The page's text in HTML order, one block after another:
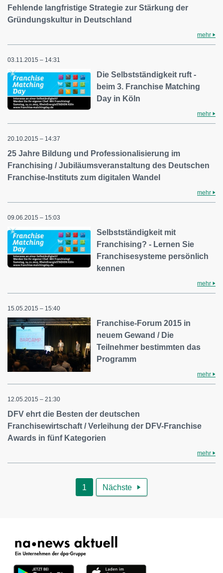
Fehlende langfristige Strategie zur Stärkung der
Gründungskultur in Deutschland
mehr
03.11.2015 – 14:31
Die Selbstständigkeit ruft -
beim 3. Franchise Matching
Day in Köln
mehr
20.10.2015 – 14:37
25 Jahre Bildung und Professionalisierung im
Franchising / Jubiläumsveranstaltung des Deutschen
Franchise-Instituts zum digitalen Wandel
mehr
09.06.2015 – 15:03
Selbstständigkeit mit
Franchising? - Lernen Sie
Franchisesysteme persönlich
kennen
mehr
15.05.2015 – 15:40
Franchise-Forum 2015 in
neuem Gewand / Die
Teilnehmer bestimmten das
Programm
mehr
12.05.2015 – 21:30
DFV ehrt die Besten der deutschen
Franchisewirtschaft / Verleihung der DFV-Franchise
Awards in fünf Kategorien
mehr
1 Nächste 